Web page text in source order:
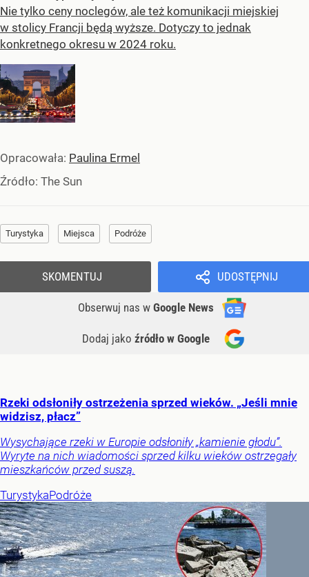
Nie tylko ceny noclegów, ale też komunikacji miejskiej
w stolicy Francji będą wyższe. Dotyczy to jednak
konkretnego okresu w 2024 roku.
Opracowała: Paulina Ermel
Źródło: The Sun
Turystyka Miejsca Podróże
UDOSTĘPNIJ
Obserwuj nas w Google News
Dodaj jako źródło w Google
SKOMENTUJ
Rzeki odsłoniły ostrzeżenia sprzed wieków. „Jeśli mnie
widzisz, płacz”
Wysychające rzeki w Europie odsłoniły „kamienie głodu”.
Wyryte na nich wiadomości sprzed kilku wieków ostrzegały
mieszkańców przed suszą.
TurystykaPodróże